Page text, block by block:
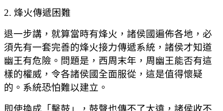
2. 烽火傳遞困難
退一步講，就算當時有烽火，諸侯國遍佈各地，必
須先有一套完善的烽火接力傳遞系統，諸侯才知道
幽王有危險。問題是，西周末年，周幽王能否有這
樣的權威，令各諸侯國全面服從，這是值得懷疑
的。系統恐怕難以建立。
即使換成「擊鼓」，鼓聲也傳不了太遠，諸侯收不